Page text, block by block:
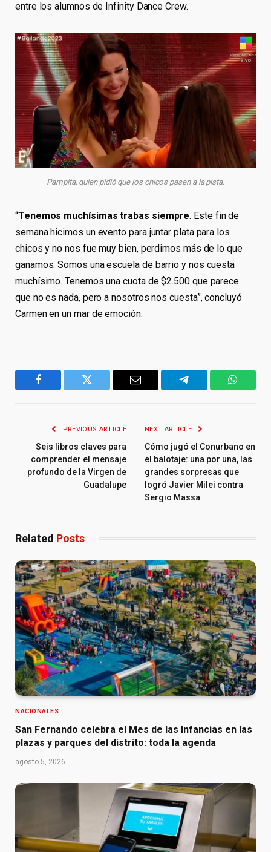
entre los alumnos de Infinity Dance Crew.
Pampita, quien pidió que los chicos pasen a la pista.
“Tenemos muchísimas trabas siempre. Este fin de
semana hicimos un evento para juntar plata para los
chicos y no nos fue muy bien, perdimos más de lo que
ganamos. Somos una escuela de barrio y nos cuesta
muchísimo. Tenemos una cuota de $2.500 que parece
que no es nada, pero a nosotros nos cuesta”, concluyó
Carmen en un mar de emoción.
Facebook Twitter Email Telegram
PREVIOUS ARTICLE
Seis libros claves para
comprender el mensaje
profundo de la Virgen de
Guadalupe
NEXT ARTICLE
Cómo jugó el Conurbano en
el balotaje: una por una, las
grandes sorpresas que
logró Javier Milei contra
Sergio Massa
Related Posts
NACIONALES
San Fernando celebra el Mes de las Infancias en las
plazas y parques del distrito: toda la agenda
agosto 5, 2026